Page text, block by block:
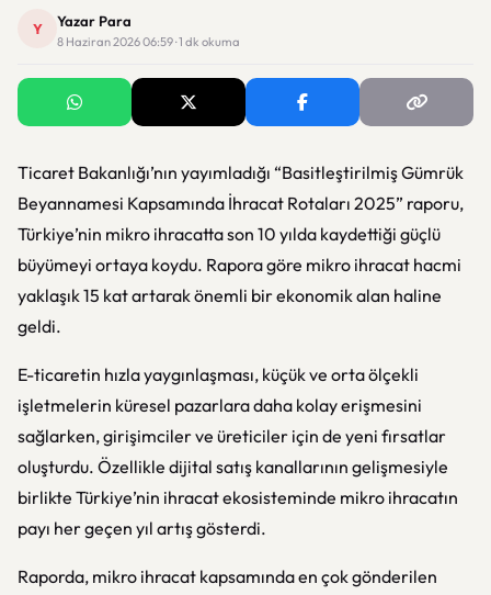
Y Yazar Para
8 Haziran 2026 06:59 · 1 dk okuma
Ticaret Bakanlığı’nın yayımladığı “Basitleştirilmiş Gümrük
Beyannamesi Kapsamında İhracat Rotaları 2025” raporu,
Türkiye’nin mikro ihracatta son 10 yılda kaydettiği güçlü
büyümeyi ortaya koydu. Rapora göre mikro ihracat hacmi
yaklaşık 15 kat artarak önemli bir ekonomik alan haline
geldi.
E-ticaretin hızla yaygınlaşması, küçük ve orta ölçekli
işletmelerin küresel pazarlara daha kolay erişmesini
sağlarken, girişimciler ve üreticiler için de yeni fırsatlar
oluşturdu. Özellikle dijital satış kanallarının gelişmesiyle
birlikte Türkiye’nin ihracat ekosisteminde mikro ihracatın
payı her geçen yıl artış gösterdi.
Raporda, mikro ihracat kapsamında en çok gönderilen